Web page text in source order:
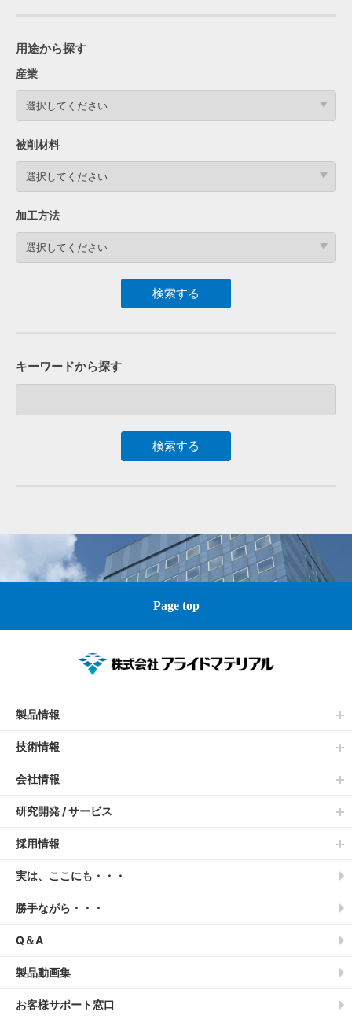
用途から探す
産業
選択してください
被削材料
選択してください
加工方法
選択してください
キーワードから探す
Page top
製品情報
技術情報
会社情報
研究開発 / サービス
採用情報
実は、ここにも・・・
勝手ながら・・・
Q＆A
製品動画集
お客様サポート窓口